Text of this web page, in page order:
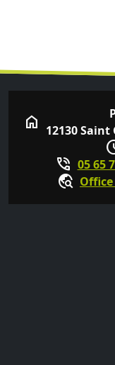
home 12130
phone_in_talk 05 65
travel_explore